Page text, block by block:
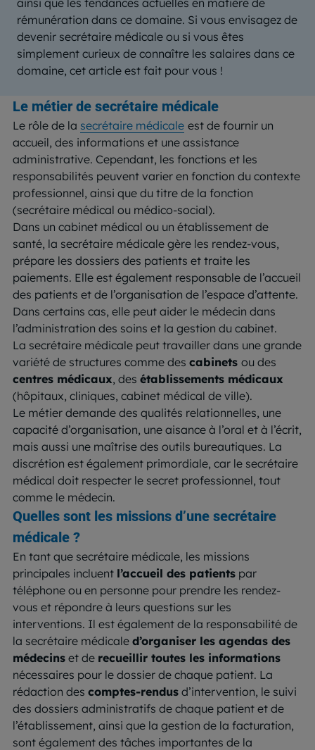
rémunération dans ce domaine. Si vous envisagez de
devenir secrétaire médicale ou si vous êtes
simplement curieux de connaître les salaires dans ce
domaine, cet article est fait pour vous !
Le métier de secrétaire médicale
Le rôle de la secrétaire médicale est de fournir un
accueil, des informations et une assistance
administrative. Cependant, les fonctions et les
responsabilités peuvent varier en fonction du contexte
professionnel, ainsi que du titre de la fonction
(secrétaire médical ou médico-social).
Dans un cabinet médical ou un établissement de
santé, la secrétaire médicale gère les rendez-vous,
prépare les dossiers des patients et traite les
paiements. Elle est également responsable de l’accueil
des patients et de l’organisation de l’espace d’attente.
Dans certains cas, elle peut aider le médecin dans
l’administration des soins et la gestion du cabinet.
La secrétaire médicale peut travailler dans une grande
variété de structures comme des cabinets ou des
centres médicaux, des établissements médicaux
(hôpitaux, cliniques, cabinet médical de ville).
Le métier demande des qualités relationnelles, une
capacité d’organisation, une aisance à l’oral et à l’écrit,
mais aussi une maîtrise des outils bureautiques. La
discrétion est également primordiale, car le secrétaire
médical doit respecter le secret professionnel, tout
comme le médecin.
Quelles sont les missions d’une secrétaire
médicale ?
En tant que secrétaire médicale, les missions
principales incluent l’accueil des patients par
téléphone ou en personne pour prendre les rendez-
vous et répondre à leurs questions sur les
interventions. Il est également de la responsabilité de
la secrétaire médicale d’organiser les agendas des
médecins et de recueillir toutes les informations
nécessaires pour le dossier de chaque patient. La
rédaction des comptes-rendus d’intervention, le suivi
des dossiers administratifs de chaque patient et de
l’établissement, ainsi que la gestion de la facturation,
sont également des tâches importantes de la